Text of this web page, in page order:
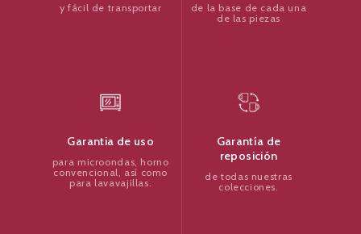
y fácil de transportar
de la base de cada una
de las piezas
Garantia de uso
para microondas, horno
convencional, así como
para lavavajillas.
Garantía de
reposición
de todas nuestras
colecciones.